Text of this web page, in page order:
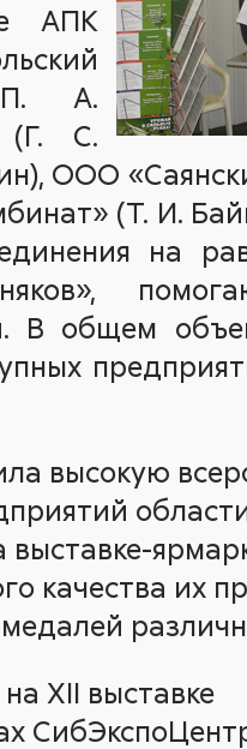
АПК
П. А.
(Г. С.
ООО
(Т. И.
на
В общем
высокую
качества их
XII выставке